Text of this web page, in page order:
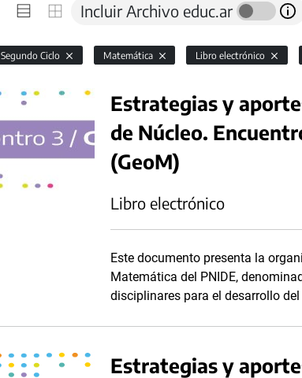
Incluir Archivo educ.ar
Segundo Ciclo Matemática Libro electrónico
Estrategias y
de Núcleo.
(GeoM)
Libro electrónico
Este documento presenta la
Matemática del PNIDE,
disciplinares para el desarrollo
Estrategias y